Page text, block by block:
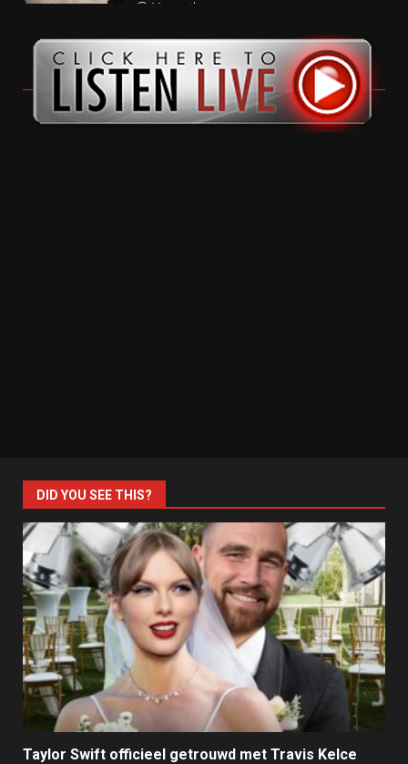
11 months ago
DID YOU SEE THIS?
Taylor Swift officieel getrouwd met Travis Kelce